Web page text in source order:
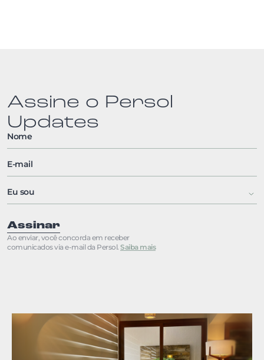
Assine o Persol
Updates
Assinar
Ao enviar, você concorda em receber
comunicados via e-mail da Persol. Saiba mais